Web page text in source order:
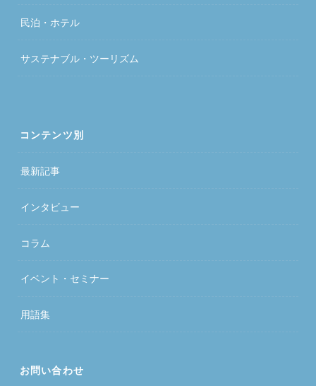
民泊・ホテル
サステナブル・ツーリズム
コンテンツ別
最新記事
インタビュー
コラム
イベント・セミナー
用語集
お問い合わせ